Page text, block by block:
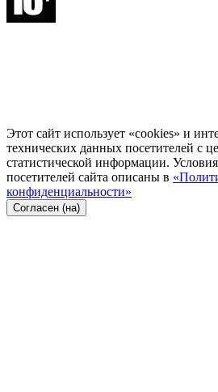
Этот сайт использует «cookies» и
технических данных посетителей с
статистической информации.
посетителей сайта описаны в
конфиденциальности»
Согласен (на)